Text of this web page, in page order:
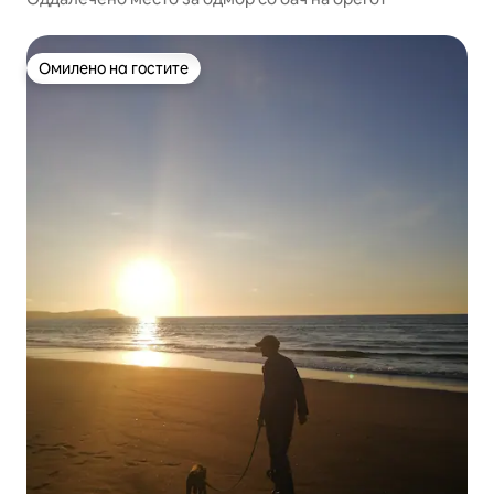
Омилено на гостите
Омилено на гостите